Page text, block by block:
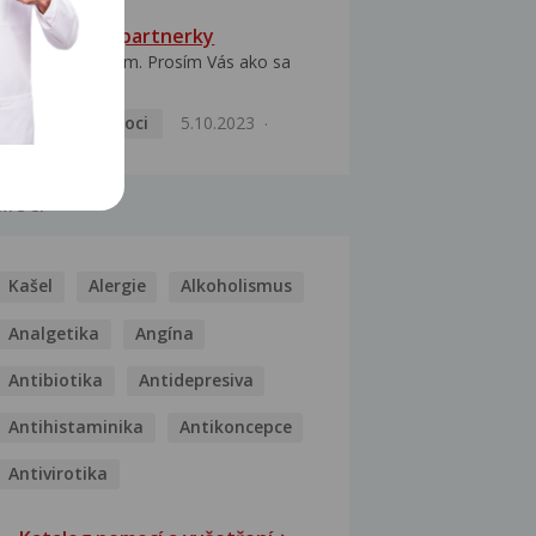
HPV typ 52 u partnerky
Dobrý deň prajem. Prosím Vás ako sa
Pohlavní nemoci
5.10.2023
Kašel Alergie Alkoholismus
Analgetika Angína
Antibiotika Antidepresiva
Antihistaminika Antikoncepce
Antivirotika